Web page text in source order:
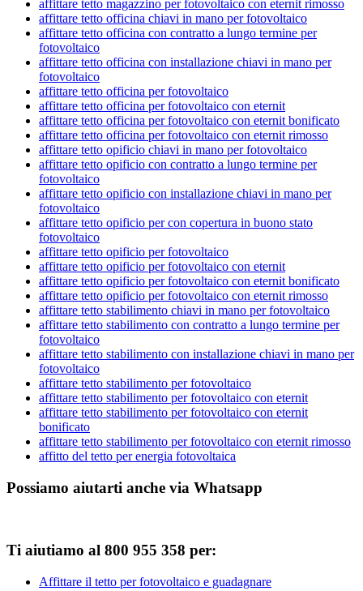
affittare tetto magazzino per fotovoltaico con eternit rimosso
affittare tetto officina chiavi in mano per fotovoltaico
affittare tetto officina con contratto a lungo termine per
fotovoltaico
affittare tetto officina con installazione chiavi in mano per
fotovoltaico
affittare tetto officina per fotovoltaico
affittare tetto officina per fotovoltaico con eternit
affittare tetto officina per fotovoltaico con eternit bonificato
affittare tetto officina per fotovoltaico con eternit rimosso
affittare tetto opificio chiavi in mano per fotovoltaico
affittare tetto opificio con contratto a lungo termine per
fotovoltaico
affittare tetto opificio con installazione chiavi in mano per
fotovoltaico
affittare tetto opificio per con copertura in buono stato
fotovoltaico
affittare tetto opificio per fotovoltaico
affittare tetto opificio per fotovoltaico con eternit
affittare tetto opificio per fotovoltaico con eternit bonificato
affittare tetto opificio per fotovoltaico con eternit rimosso
affittare tetto stabilimento chiavi in mano per fotovoltaico
affittare tetto stabilimento con contratto a lungo termine per
fotovoltaico
affittare tetto stabilimento con installazione chiavi in mano per
fotovoltaico
affittare tetto stabilimento per fotovoltaico
affittare tetto stabilimento per fotovoltaico con eternit
affittare tetto stabilimento per fotovoltaico con eternit
bonificato
affittare tetto stabilimento per fotovoltaico con eternit rimosso
affitto del tetto per energia fotovoltaica
Possiamo aiutarti anche via Whatsapp
Ti aiutiamo al 800 955 358 per:
Affittare il tetto per fotovoltaico e guadagnare